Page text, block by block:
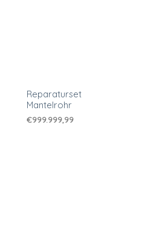
Reparaturset
Mantelrohr
€999.999,99